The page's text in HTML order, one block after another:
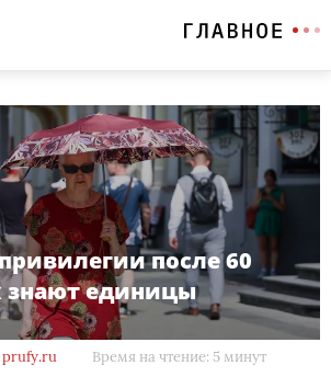
после 60
знают единицы
prufy.ru Время на чтение: 5 минут